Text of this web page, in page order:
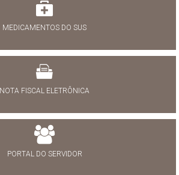
MEDICAMENTOS DO SUS
NOTA FISCAL ELETRÔNICA
PORTAL DO SERVIDOR